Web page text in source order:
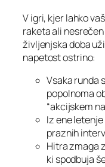
V igri, kjer lahko
raketa ali
življenjska doba
napetost ostrino:
Vsaka runda
popolnoma
“akcijskem
Iz ene
praznih
Hitra zmaga
ki spodbuja